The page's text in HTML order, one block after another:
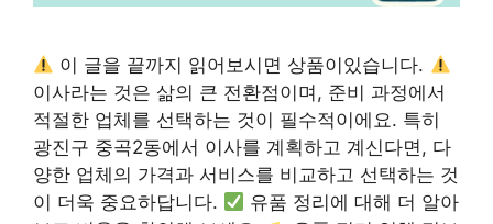
이 글을 끝까지 읽어보시면 상품이있습니다.
이사라는 것은 삶의 큰 전환점이며, 준비 과정에서
적절한 업체를 선택하는 것이 필수적이에요. 특히
광진구 중곡2동에서 이사를 계획하고 계신다면, 다
양한 업체의 가격과 서비스를 비교하고 선택하는 것
이 더욱 중요하답니다.
유품 정리에 대해 더 알아